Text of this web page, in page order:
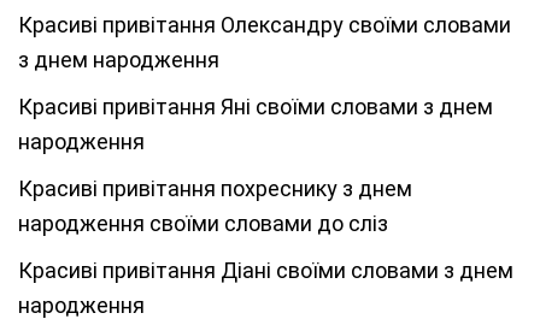
Красиві привітання Олександру своїми словами
з днем народження
Красиві привітання Яні своїми словами з днем
народження
Красиві привітання похреснику з днем
народження своїми словами до сліз
Красиві привітання Діані своїми словами з днем
народження